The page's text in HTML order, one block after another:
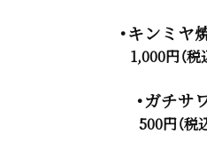
・キンミヤ
1,000円（税
・ガチサ
500円（税